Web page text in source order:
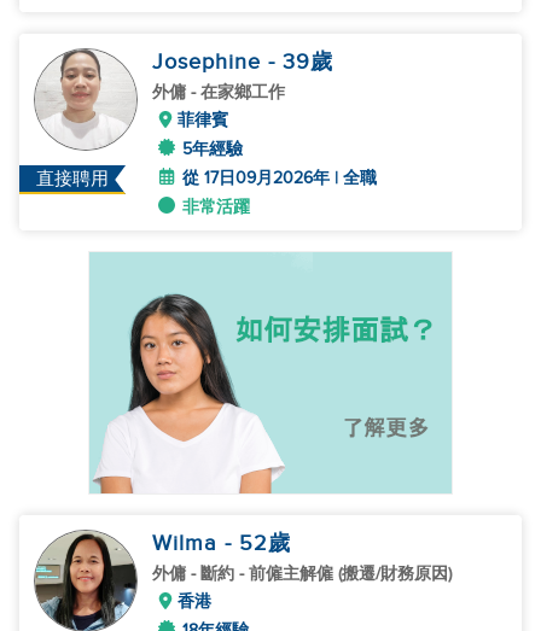
直接聘用
Josephine - 39歲
外傭 - 在家鄉工作
菲律賓
5年經驗
從 17日09月2026年 | 全職
非常活躍
Wilma - 52歲
外傭 - 斷約 - 前僱主解僱 (搬遷/財務原因)
香港